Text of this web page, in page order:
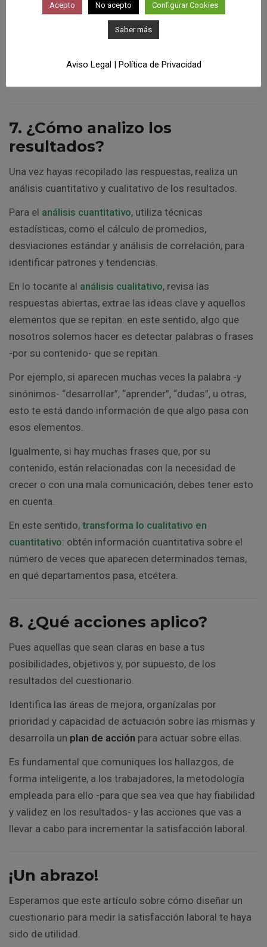
elementos de los que no tienes por qué ser consciente
-una cosa es lo que tu creas y otra lo que el otro
Realiza ajustes según los comentarios y resultados
7. ¿Cómo analizo los
resultados?
Una vez hayas recopilado las respuestas, realiza un
análisis cuantitativo y cualitativo de los resultados.
Para el análisis cuantitativo, utiliza técnicas
estadísticas, como el cálculo de promedios,
desviaciones estándar y análisis de correlación, para
identificar patrones y tendencias.
En lo tocante al análisis cualitativo, revisa las
respuestas abiertas, extrae las ideas clave y aquellos
elementos que se repitan: en este sentido, algo que
nosotros solemos hacer es detectar palabras o frases
-por su contenido- que se repitan.
Por ejemplo, si aparecen muchas veces la palabra -y
sinónimos- “desarrollar”, “aprender”, “dudas”, u otras,
esto te está dando información de que algo pasa con
esos elementos.
Igualmente, si hay muchas frases que, por su
contenido, están relacionadas con la necesidad de
crecer o con una mala comunicación, debes tener esto
en cuenta.
En este sentido, transforma lo cualitativo en
cuantitativo: obtén información cuantitativa sobre el
número de veces que aparecen determinados temas,
en qué departamentos pasa, etcétera.
8. ¿Qué acciones aplico?
Pues aquellas que sean claras en base a tus
posibilidades, objetivos y, por supuesto, de los
resultados del cuestionario.
Identifica las áreas de mejora, organízalas por
prioridad y capacidad de actuación sobre las mismas y
desarrolla un plan de acción para actuar sobre ellas.
Es fundamental que comuniques los hallazgos, de
forma inteligente, a los trabajadores, la metodología
empleada para ello -para que sea vea que hay fiabilidad
y validez en los resultados- y las acciones que vas a
llevar a cabo para incrementar la satisfacción laboral.
¡Un abrazo!
Esperamos que este artículo sobre cómo diseñar un
cuestionario para medir la satisfacción laboral te haya
sido de utilidad.
Acepto No acepto Configurar Cookies
Saber más
Aviso Legal Política de Privacidad